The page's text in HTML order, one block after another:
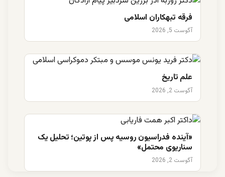
فرقه تبهکاران اسلامی
آگوست 5, 2026
علم تاریخ
آگوست 2, 2026
«آینده فدراسیون روسیه پس از پوتین؛ تحلیل یک
سناریوی محتمل»
آگوست 2, 2026